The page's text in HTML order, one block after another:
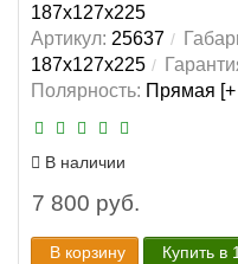
187x127x225
Артикул: 25637
187x127x225
Полярность: Прямая [+
В наличии
7 800 руб.
В корзину Купить в